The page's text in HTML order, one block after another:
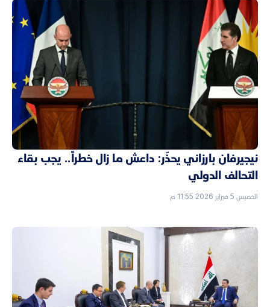
نيجيرفان بارزاني يحذّر: داعش ما زال خطراً.. يجب بقاء
التحالف الدولي
الخميس 5 فبراير 2026 11:55 م